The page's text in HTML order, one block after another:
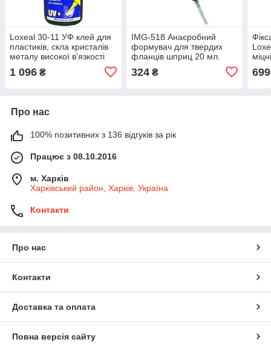
Loxeal 30-11 УФ клей для
пластиків, скла кристалів
металу високої в'язкості
1 096 ₴
IMG-518 Анаєробний
формувач для твердих
фланців шприц 20 мл.
324₴ 699
Про нас
100% позитивних з 136 відгуків за рік
Працює з 08.10.2016
м. Харків
Харківський район, Харків, Україна
Контакти
Про нас
Контакти
Доставка та оплата
Повна версія сайту